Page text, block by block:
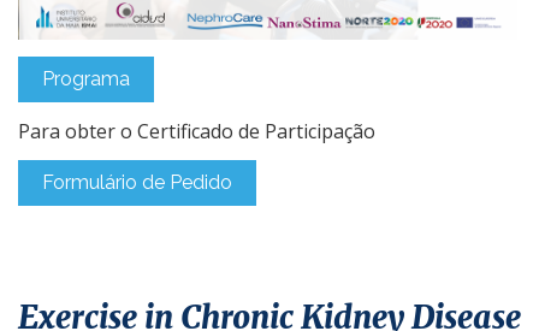
Programa
Para obter o Certificado de Participação
Formulário de Pedido
Exercise in Chronic Kidney Disease